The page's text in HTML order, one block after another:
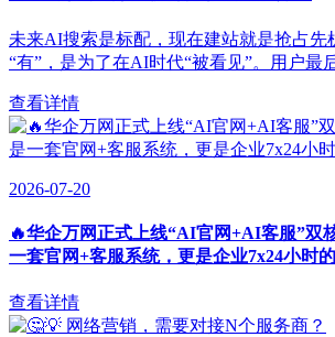
未来AI搜索是标配，现在建站就是抢占先
“有”，是为了在AI时代“被看见”。用户最
查看详情
2026-07-20
🔥华企万网正式上线“AI官网+AI客服”双
一套官网+客服系统，更是企业7x24小时
查看详情